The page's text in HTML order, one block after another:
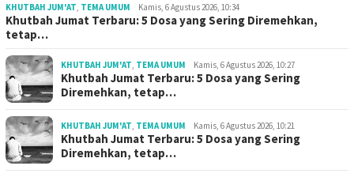
KHUTBAH JUM'AT TEMA UMUM Kamis, 6 Agustus 2026, 10:34
Khutbah Jumat Terbaru: 5 Dosa yang Sering Diremehkan,
tetap…
KHUTBAH JUM'AT TEMA UMUM Kamis, 6 Agustus 2026, 10:27
Khutbah Jumat Terbaru: 5 Dosa yang Sering
Diremehkan, tetap…
KHUTBAH JUM'AT TEMA UMUM Kamis, 6 Agustus 2026, 10:21
Khutbah Jumat Terbaru: 5 Dosa yang Sering
Diremehkan, tetap…